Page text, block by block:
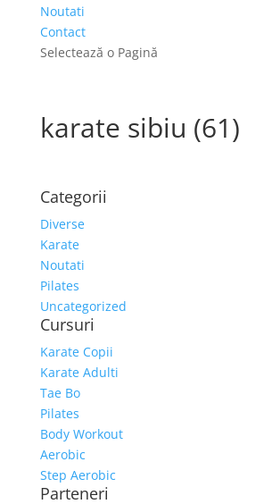
Noutati
Contact
Selectează o Pagină
karate sibiu (61)
Categorii
Diverse
Karate
Noutati
Pilates
Uncategorized
Cursuri
Karate Copii
Karate Adulti
Tae Bo
Pilates
Body Workout
Aerobic
Step Aerobic
Parteneri